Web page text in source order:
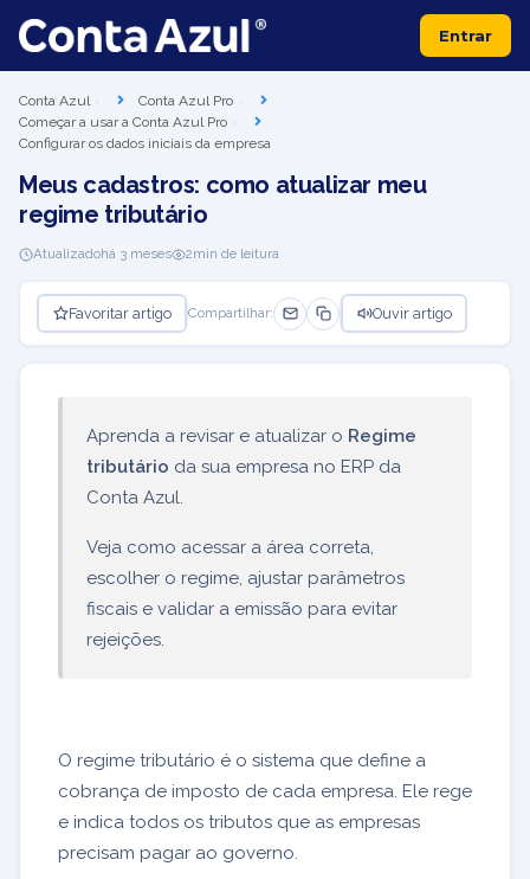
Entrar
Conta Azul
Conta Azul Pro
Começar a usar a Conta Azul Pro
Configurar os dados iniciais da empresa
Meus cadastros: como atualizar meu
regime tributário
Atualizadohá 3 meses 2min de leitura
Favoritar artigo Compartilhar: Ouvir artigo
Aprenda a revisar e atualizar o Regime
tributário da sua empresa no ERP da
Conta Azul.
Veja como acessar a área correta,
escolher o regime, ajustar parâmetros
fiscais e validar a emissão para evitar
rejeições.
O regime tributário é o sistema que define a
cobrança de imposto de cada empresa. Ele rege
e indica todos os tributos que as empresas
precisam pagar ao governo.